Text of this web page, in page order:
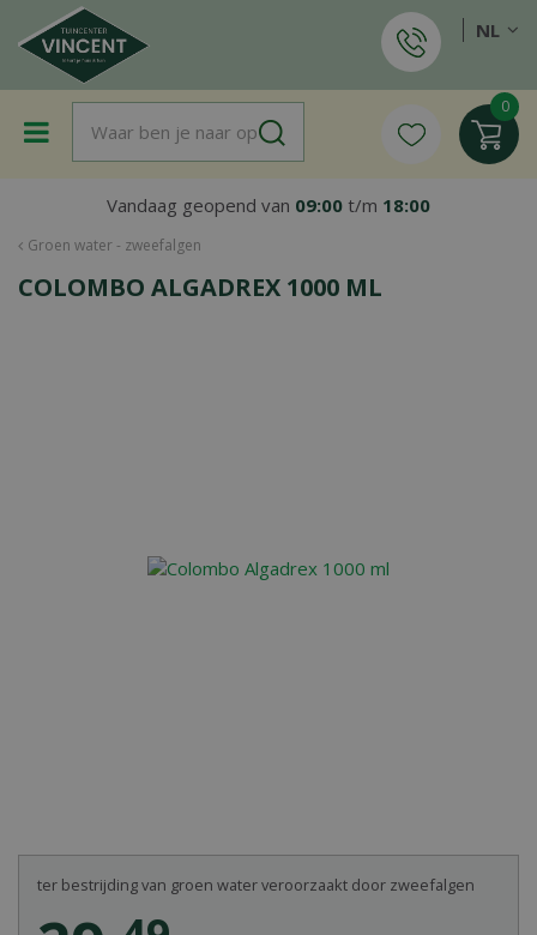
a
Groen water - zweefalgen
Vandaag geopend van 09:00 t/m 18:00
NL
COLOMBO ALGADREX 1000 ML
ter bestrijding van groen water veroorzaakt door zweefalgen